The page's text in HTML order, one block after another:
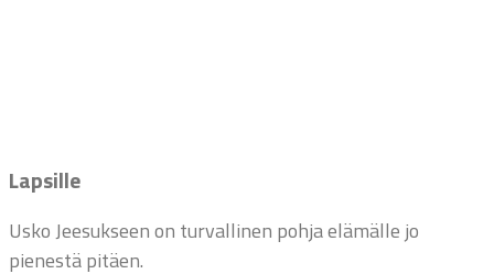
Lapsille
Usko Jeesukseen on turvallinen pohja elämälle jo
pienestä pitäen.